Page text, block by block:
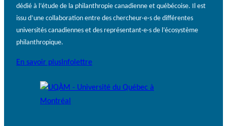
dédié à l’étude de la philanthropie canadienne et québécoise. Il est
issu d’une collaboration entre des chercheur·e·s de différentes
universités canadiennes et des représentant·e·s de l’écosystème
philanthropique.
En savoir plus Infolettre